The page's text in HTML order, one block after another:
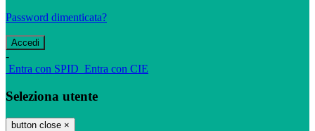
Password dimenticata?
-
Entra con SPID Entra con CIE
Seleziona utente
button close ×